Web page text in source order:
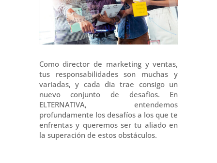
Como director de marketing y ventas,
tus responsabilidades son muchas y
variadas, y cada día trae consigo un
nuevo conjunto de desafíos. En
ELTERNATIVA, entendemos
profundamente los desafíos a los que te
enfrentas y queremos ser tu aliado en
la superación de estos obstáculos.